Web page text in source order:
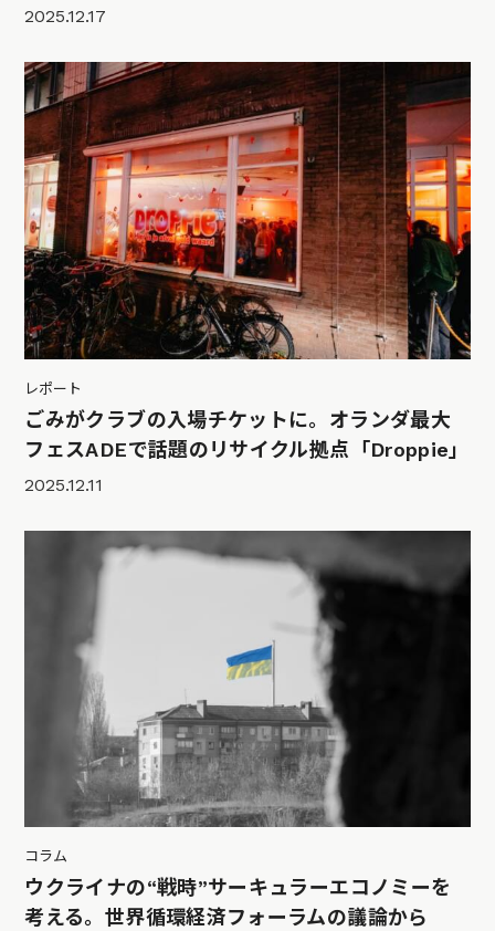
2025.12.17
レポート
ごみがクラブの入場チケットに。オランダ最大
フェスADEで話題のリサイクル拠点「Droppie」
2025.12.11
コラム
ウクライナの“戦時”サーキュラーエコノミーを
考える。世界循環経済フォーラムの議論から